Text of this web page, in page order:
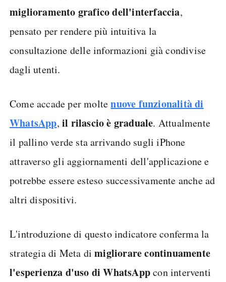
miglioramento grafico dell'interfaccia,
pensato per rendere più intuitiva la
consultazione delle informazioni già condivise
dagli utenti.
Come accade per moltenuove funzionalità di
WhatsApp, il rilascio è graduale. Attualmente
il pallino verde sta arrivando sugli iPhone
attraverso gli aggiornamenti dell'applicazione e
potrebbe essere esteso successivamente anche ad
altri dispositivi.
L'introduzione di questo indicatore conferma la
strategia di Meta di migliorare continuamente
l'esperienza d'uso di WhatsAppcon interventi